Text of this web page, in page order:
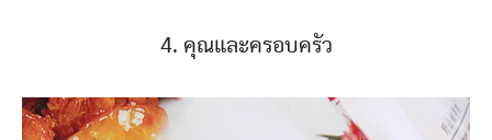
4. คุณและครอบครัว